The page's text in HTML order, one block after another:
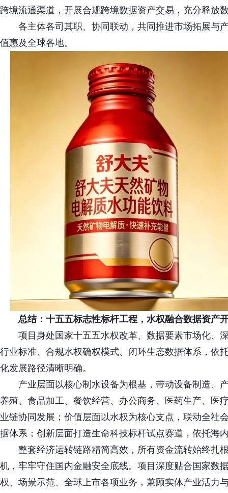
跨境流通渠道，开展合规跨境数据资产交易，充分释放
各主体各司其职、协同联动，共同推进市场拓展与
值惠及全球各地。
总结：十五五标志性标杆工程，水权融合数据资产
项目身处国家十五五水权改革、数据要素市场化、
行业标准、合规水权确权模式、闭环生态数据体系，依
化发展路径清晰明确。
产业层面以核心制水设备为根基，带动设备制造、
养殖、食品加工、餐饮经营、办公商务、医药生产、医
业链协同发展；价值层面以水权为核心支点，联动全社
据体系；创新层面打造生命科技标杆试点赛道，依托海
整套经济运转链路精简高效，所有资金流转始终扎
机，牢牢守住国内金融安全底线。项目深度贴合国家数
权、场景示范、全球上市各项业务，兼顾实体产业活力